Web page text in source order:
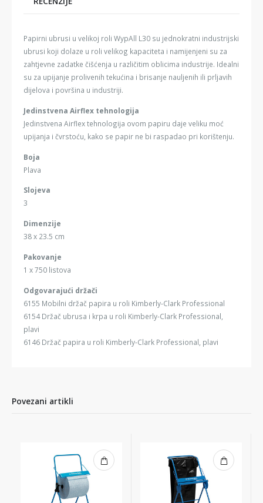
Papirni ubrusi u velikoj roli WypAll L30 su jednokratni industrijski
ubrusi koji dolaze u roli velikog kapaciteta i namijenjeni su za
zahtjevne zadatke čišćenja u različitim oblicima industrije. Idealni
su za upijanje prolivenih tekućina i brisanje nauljenih ili prljavih
dijelova i površina u industriji.
Jedinstvena Airflex tehnologija
Jedinstvena Airflex tehnologija ovom papiru daje veliku moć
upijanja i čvrstoću, kako se papir ne bi raspadao pri korištenju.
Boja
Plava
Slojeva
3
Dimenzije
38 x 23.5 cm
Pakovanje
1 x 750 listova
Odgovarajući držači
6155 Mobilni držač papira u roli Kimberly-Clark Professional
6154 Držač ubrusa i krpa u roli Kimberly-Clark Professional,
plavi
6146 Držač papira u roli Kimberly-Clark Professional, plavi
Povezani artikli